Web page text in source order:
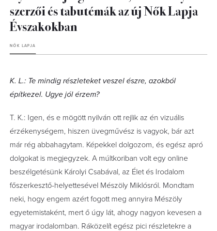
szerzői és tabutémák az új Nők Lapja
Évszakokban
NŐK LAPJA
K. L.: Te mindig részleteket veszel észre, azokból
építkezel. Ugye jól érzem?
T. K.: Igen, és e mögött nyilván ott rejlik az én vizuális
érzékenységem, hiszen üvegművész is vagyok, bár azt
már rég abbahagytam. Képekkel dolgozom, és egész apró
dolgokat is megjegyzek. A múltkoriban volt egy online
beszélgetésünk Károlyi Csabával, az Élet és Irodalom
főszerkesztő-helyettesével Mészöly Miklósról. Mondtam
neki, hogy engem azért fogott meg annyira Mészöly
egyetemistaként, mert ő úgy lát, ahogy nagyon kevesen a
magyar irodalomban. Ráközelít egész pici részletekre a